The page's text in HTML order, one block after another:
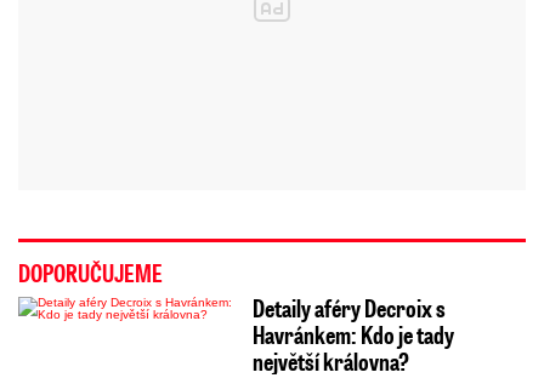
DOPORUČUJEME
Detaily aféry Decroix s
Havránkem: Kdo je tady
největší královna?